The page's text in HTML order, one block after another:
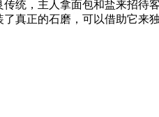
传统，主人拿面包和盐来招待
了真正的石磨，可以借助它来